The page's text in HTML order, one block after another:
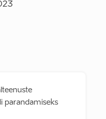
parandamiseks